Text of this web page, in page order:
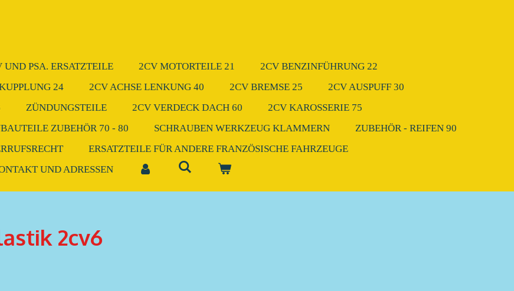
UND PSA. ERSATZTEILE 2CV MOTORTEILE 21
2CV BENZINFÜHRUNG 22
24 2CV ACHSE LENKUNG 40 2CV BREMSE 25
2CV AUSPUFF 30
ZÜNDUNGSTEILE 2CV VERDECK DACH 60
2CV KAROSSERIE 75
ZUBEHÖR 70 - 80 SCHRAUBEN WERKZEUG KLAMMERN
ZUBEHÖR - REIFEN 90
ERSATZTEILE FÜR ANDERE FRANZÖSISCHE FAHRZEUGE
UND ADRESSEN
2cv6